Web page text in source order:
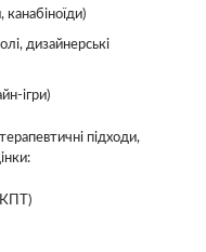
канабіноїди)
дизайнерські
ігри)
підходи,